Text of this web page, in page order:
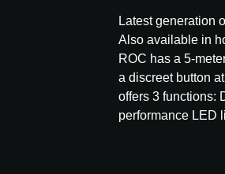
Latest generation
Also available in
ROC has a 5-
a discreet button
offers 3 functions:
performance LED